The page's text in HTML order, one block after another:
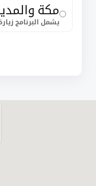
مكة
يشمل البرنامج